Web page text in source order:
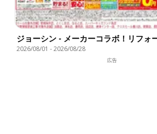
ジョーシン - メーカーコラボ！リフォ
2026/08/01 -2026/08/28
広告